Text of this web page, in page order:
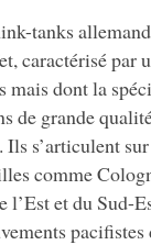
tanks
caractérisé
mais dont la
de grande
s’articulent
comme
l’Est et du